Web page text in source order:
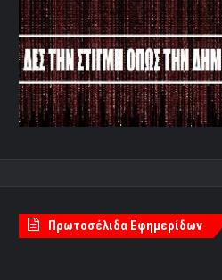
Πρωτοσέλιδα Εφημερίδων